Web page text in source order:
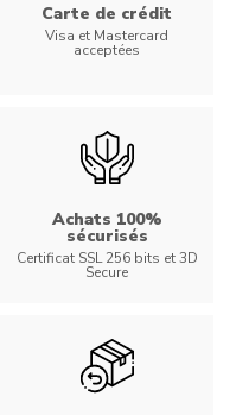
Carte de crédit
Visa et Mastercard
acceptées
Achats 100%
sécurisés
Certificat SSL 256 bits et 3D
Secure